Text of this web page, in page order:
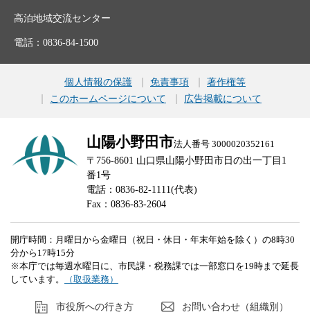
高泊地域交流センター
電話：0836-84-1500
個人情報の保護 免責事項
著作権等
このホームページについて
広告掲載について
山陽小野田市法人番号 3000020352161
〒756-8601 山口県山陽小野田市日の出一丁目1
番1号
電話：0836-82-1111(代表)
Fax：0836-83-2604
開庁時間：月曜日から金曜日（祝日・休日・年末年始を除く）の8時30
分から17時15分
※本庁では毎週水曜日に、市民課・税務課では一部窓口を19時まで延長
しています。
（取扱業務）
市役所への行き方 お問い合わせ（組織別）